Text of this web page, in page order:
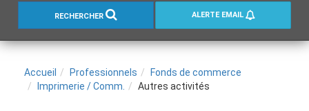
RECHERCHER ALERTE EMAIL
Accueil Professionnels
Fonds de commerce
Imprimerie / Comm.
Autres activités